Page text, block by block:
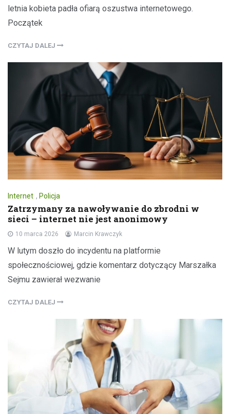
letnia kobieta padła ofiarą oszustwa internetowego.
Początek
CZYTAJ DALEJ
Internet , Policja
Zatrzymany za nawoływanie do zbrodni w
sieci – internet nie jest anonimowy
10 marca 2026 Marcin Krawczyk
W lutym doszło do incydentu na platformie
społecznościowej, gdzie komentarz dotyczący Marszałka
Sejmu zawierał wezwanie
CZYTAJ DALEJ